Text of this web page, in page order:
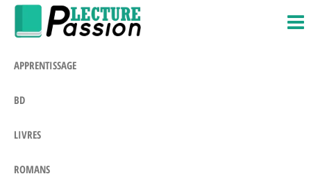
Saltar
APPRENTISSAGE
BD
LIVRES
ROMANS